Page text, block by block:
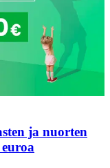
ja nuorten